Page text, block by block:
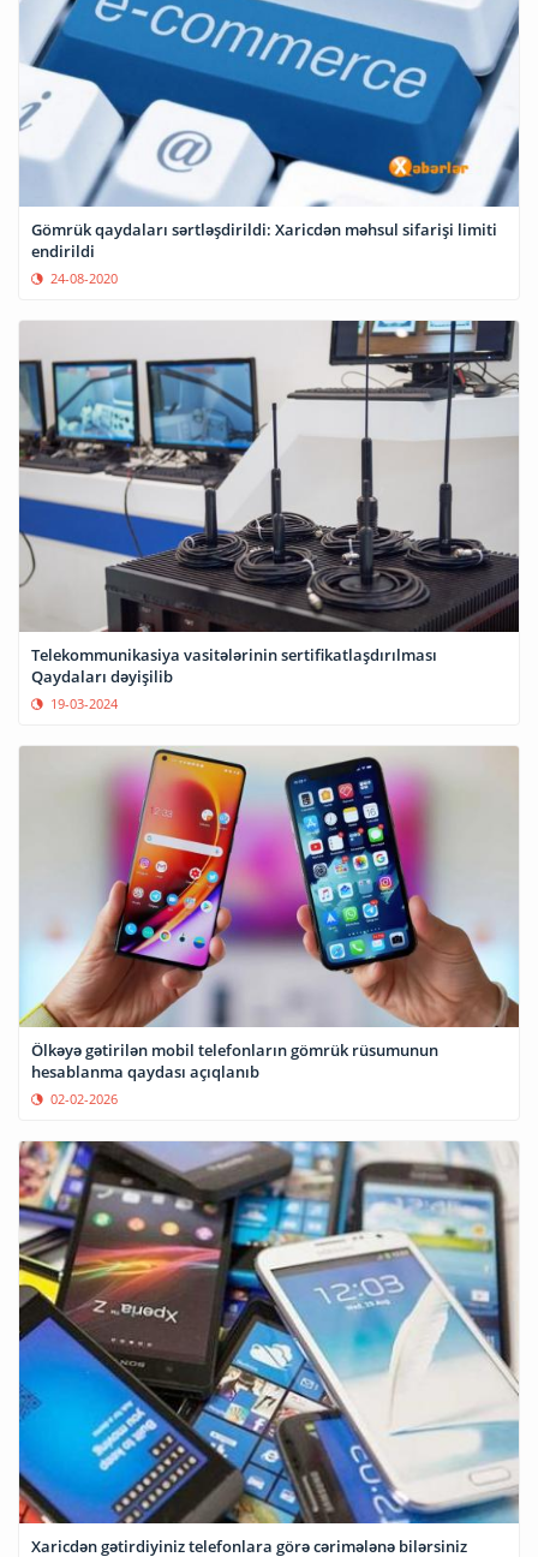
Gömrük qaydaları sərtləşdirildi: Xaricdən məhsul sifarişi limiti
endirildi
24-08-2020
Telekommunikasiya vasitələrinin sertifikatlaşdırılması
Qaydaları dəyişilib
19-03-2024
Ölkəyə gətirilən mobil telefonların gömrük rüsumunun
hesablanma qaydası açıqlanıb
02-02-2026
Xaricdən gətirdiyiniz telefonlara görə cərimələnə bilərsiniz